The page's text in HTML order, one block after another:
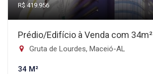
R$ 419.956
Prédio/Edifício à Venda com 34m²
Gruta de Lourdes, Maceió-AL
34 M²